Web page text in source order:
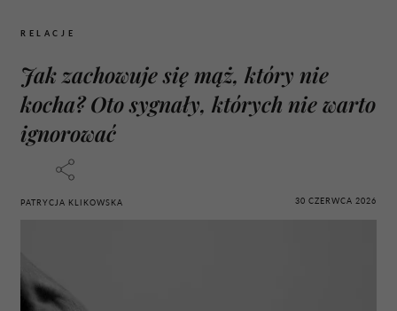
RELACJE
Jak zachowuje się mąż, który nie
kocha? Oto sygnały, których nie warto
ignorować
PATRYCJA KLIKOWSKA 30 CZERWCA 2026